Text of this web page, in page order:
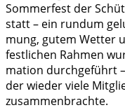
Som­mer­fest der
statt – ein rund­um
mung, gutem Wet­ter
fest­li­chen Rah­men
ma­ti­on durch­ge­führt
der wie­der vie­le
zusammenbrachte.